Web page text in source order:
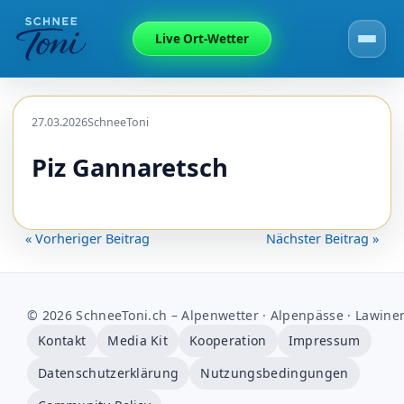
Live Ort-Wetter
27.03.2026SchneeToni
Piz Gannaretsch
« Vorheriger Beitrag Nächster Beitrag »
© 2026 SchneeToni.ch – Alpenwetter · Alpenpässe ·
Kontakt
Media Kit Kooperation
Impressum
Datenschutzerklärung
Nutzungsbedingungen